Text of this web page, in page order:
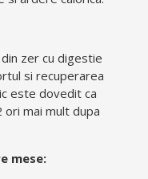
zer cu digestie
si recuperarea
este dovedit ca
mai mult dupa
mese: